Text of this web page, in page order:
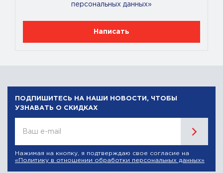
персональных данных»
Написать
ПОДПИШИТЕСЬ НА НАШИ НОВОСТИ, ЧТОБЫ
УЗНАВАТЬ О СКИДКАХ
Ваш e-mail
Нажимая на кнопку, я подтверждаю свое согласие на
«Политику в отношении обработки персональных данных»